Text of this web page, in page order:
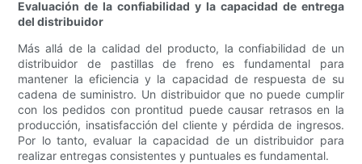
Evaluación de la confiabilidad y la capacidad de entrega
del distribuidor
Más allá de la calidad del producto, la confiabilidad de un
distribuidor de pastillas de freno es fundamental para
mantener la eficiencia y la capacidad de respuesta de su
cadena de suministro. Un distribuidor que no puede cumplir
con los pedidos con prontitud puede causar retrasos en la
producción, insatisfacción del cliente y pérdida de ingresos.
Por lo tanto, evaluar la capacidad de un distribuidor para
realizar entregas consistentes y puntuales es fundamental.